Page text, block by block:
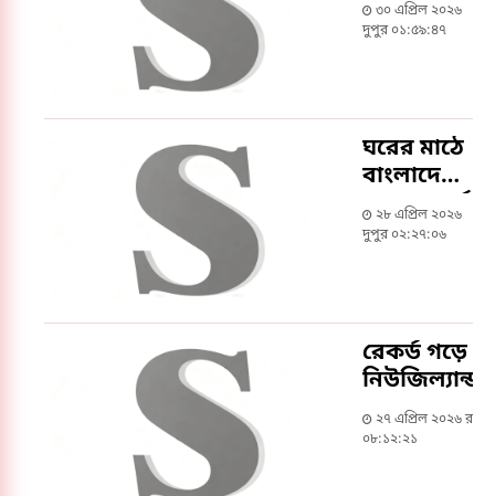
ইরানের
বাধা
৩০ এপ্রিল ২০২৬
দুপুর ০১:৫৯:৪৭
ঘরের মাঠে
বাংলাদেশের
নতুন রেকর্ড
২৮ এপ্রিল ২০২৬
দুপুর ০২:২৭:০৬
রেকর্ড গড়ে
হারাল
বাংলাদেশ
২৭ এপ্রিল ২০২৬ রাত
০৮:১২:২১